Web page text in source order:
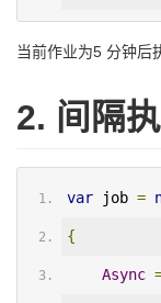
当前作业为5 分钟后
2. 间隔
var job =
{
Async